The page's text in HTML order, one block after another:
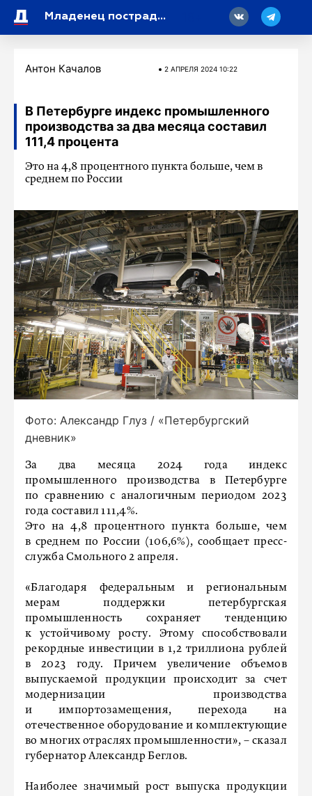
Младенец пострадал в ДТП с двумя иномарками на Благодатной улице
Антон Качалов 2 АПРЕЛЯ 2024 10:22
В Петербурге индекс промышленного
производства за два месяца составил
111,4 процента
Это на 4,8 процентного пункта больше, чем в
среднем по России
Фото: Александр Глуз / «Петербургский
дневник»
За два месяца 2024 года индекс
промышленного производства в Петербурге
по сравнению с аналогичным периодом 2023
года составил 111,4%.
Это на 4,8 процентного пункта больше, чем
в среднем по России (106,6%), сообщает пресс-
служба Смольного 2 апреля.
«Благодаря федеральным и региональным
мерам поддержки петербургская
промышленность сохраняет тенденцию
к устойчивому росту. Этому способствовали
рекордные инвестиции в 1,2 триллиона рублей
в 2023 году. Причем увеличение объемов
выпускаемой продукции происходит за счет
модернизации производства
и импортозамещения, перехода на
отечественное оборудование и комплектующие
во многих отраслях промышленности», – сказал
губернатор Александр Беглов.
Наиболее значимый рост выпуска продукции